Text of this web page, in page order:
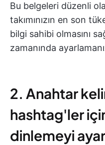
Bu belgeleri düzenli
takımınızın en son
bilgi sahibi olmasını
zamanında
2. Anahtar
hashtag'ler
dinlemeyi